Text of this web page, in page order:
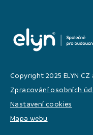
Copyright 2025 ELYN
Zpracování osobních
Nastavení cookies
Mapa webu